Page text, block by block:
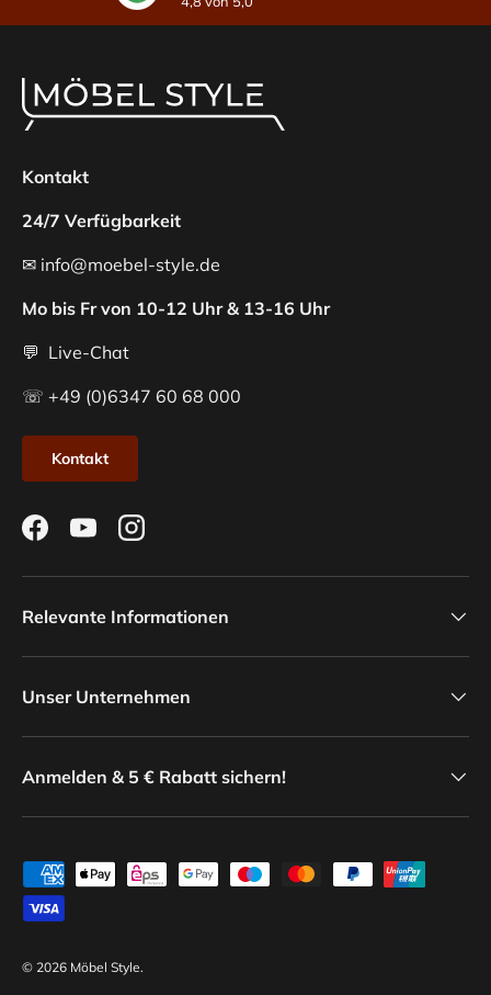
Kontakt
24/7 Verfügbarkeit
✉ info@moebel-style.de
Mo bis Fr von 10-12 Uhr & 13-16 Uhr
💬 Live-Chat
☏ +49 (0)6347 60 68 000
Kontakt
FacebookYouTubeInstagram
Relevante Informationen
Unser Unternehmen
Anmelden & 5 € Rabatt sichern!
Zahlungsmethoden
© 2026 Möbel Style.